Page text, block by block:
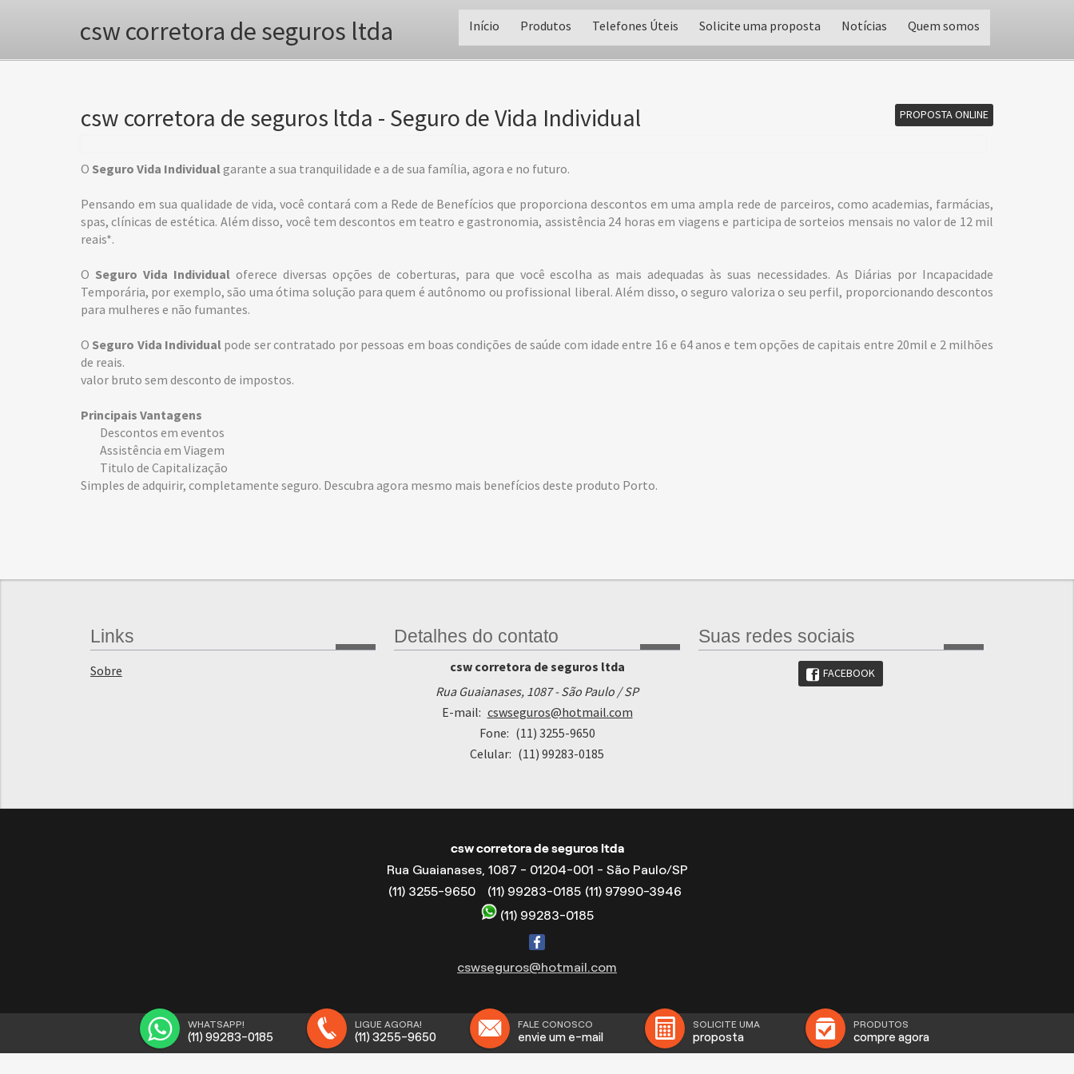
csw corretora de seguros ltda Início Produtos Telefones Úteis Solicite uma proposta Notícias Quem somos
PROPOSTA ONLINE
csw corretora de seguros ltda - Seguro de Vida Individual
O Seguro Vida Individualgarante a sua tranquilidade e a de sua família, agora e no futuro.
Pensando em sua qualidade de vida, você contará com a Rede de Benefícios que proporciona descontos em uma ampla rede de parceiros, como academias, farmácias,
spas, clínicas de estética. Além disso, você tem descontos em teatro e gastronomia, assistência 24 horas em viagens e participa de sorteios mensais no valor de 12 mil
reais*.
O Seguro Vida Individualoferece diversas opções de coberturas, para que você escolha as mais adequadas às suas necessidades. As Diárias por Incapacidade
Temporária, por exemplo, são uma ótima solução para quem é autônomo ou profissional liberal. Além disso, o seguro valoriza o seu perfil, proporcionando descontos
para mulheres e não fumantes.
O Seguro Vida Individual pode ser contratado por pessoas em boas condições de saúde com idade entre 16 e 64 anos e tem opções de capitais entre 20mil e 2 milhões
de reais.
valor bruto sem desconto de impostos.
Principais Vantagens
Descontos em eventos
Assistência em Viagem
Titulo de Capitalização
Simples de adquirir, completamente seguro. Descubra agora mesmo mais benefícios deste produto Porto.
Links
Sobre
Detalhes do contato
csw corretora de seguros ltda
Rua Guaianases, 1087 - São Paulo / SP
E-mail: cswseguros@hotmail.com
Fone: (11) 3255-9650
Celular: (11) 99283-0185
Suas redes sociais
FACEBOOK
WHATSAPP!
(11) 99283-0185
LIGUE AGORA!
(11) 3255-9650
FALE CONOSCO
envie um e-mail
SOLICITE UMA
proposta
PRODUTOS
compre agora
csw corretora de seguros ltda
Rua Guaianases, 1087 - 01204-001 - São Paulo/SP
(11) 3255-9650
(11) 99283-0185 (11) 97990-3946
(11) 99283-0185
cswseguros@hotmail.com